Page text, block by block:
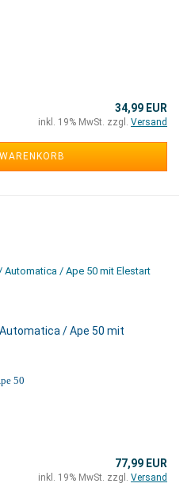
34,99 EUR
inkl. 19% MwSt. zzgl. Versand
/ Ape 50 mit
50
77,99 EUR
inkl. 19% MwSt. zzgl. Versand